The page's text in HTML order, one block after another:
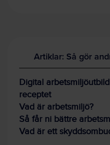
Artiklar: Så gör
Digital
receptet
Vad är arbetsmiljö?
Så får ni bättre
Vad är ett